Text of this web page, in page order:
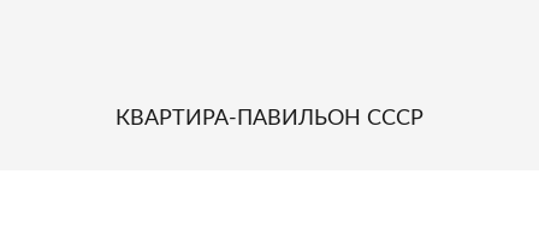
КВАРТИРА-ПАВИЛЬОН СССР